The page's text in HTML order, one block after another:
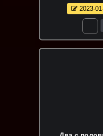
2023-